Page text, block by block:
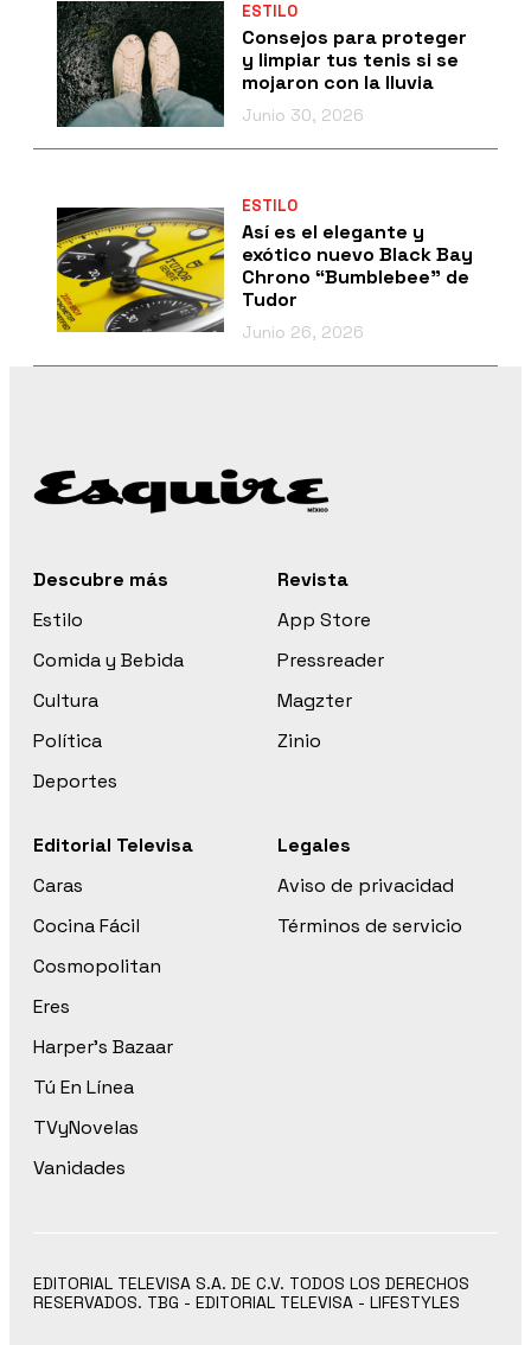
ESTILO
Consejos para proteger
y limpiar tus tenis si se
mojaron con la lluvia
Junio 30, 2026
ESTILO
Así es el elegante y
exótico nuevo Black Bay
Chrono “Bumblebee” de
Tudor
Junio 26, 2026
Descubre más
Estilo
Comida y Bebida
Cultura
Política
Deportes
Revista
App Store
Pressreader
Magzter
Zinio
Editorial Televisa
Caras
Cocina Fácil
Cosmopolitan
Eres
Harper’s Bazaar
Tú En Línea
TVyNovelas
Vanidades
Legales
Aviso de privacidad
Términos de servicio
EDITORIAL TELEVISA S.A. DE C.V. TODOS LOS DERECHOS
RESERVADOS. TBG - EDITORIAL TELEVISA - LIFESTYLES